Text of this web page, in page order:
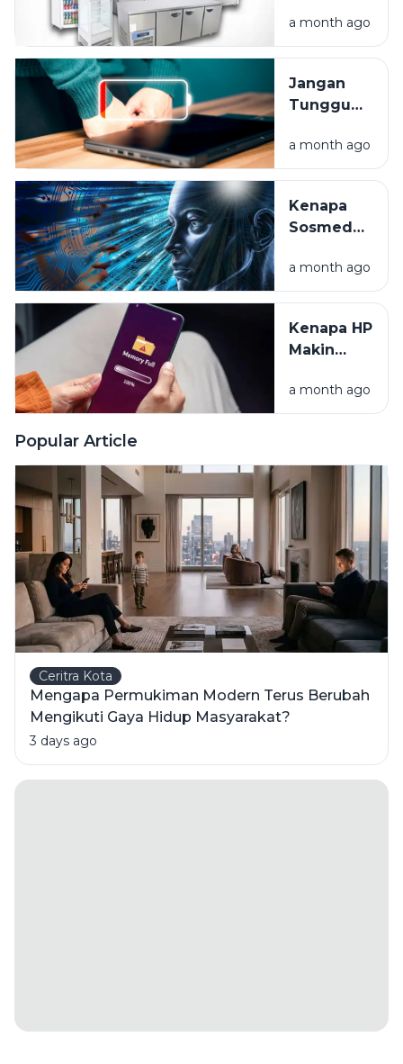
Dari Es
Balok
Frozen
Food
a month ago
Jangan
Tunggu
Ini Cara
Rawat
Laptop
Anda
a month ago
Kenapa
Sosmed
yang Kita
Mau? Intip
Algoritma
a month ago
Kenapa HP
Makin
Makin
Lemot?
Alasannya
a month ago
Popular Article
Ceritra Kota
Mengapa Permukiman Modern Terus Berubah
Mengikuti Gaya Hidup Masyarakat?
3 days ago